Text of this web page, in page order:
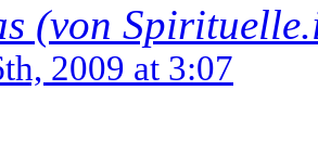
(von
2009 at 3:07